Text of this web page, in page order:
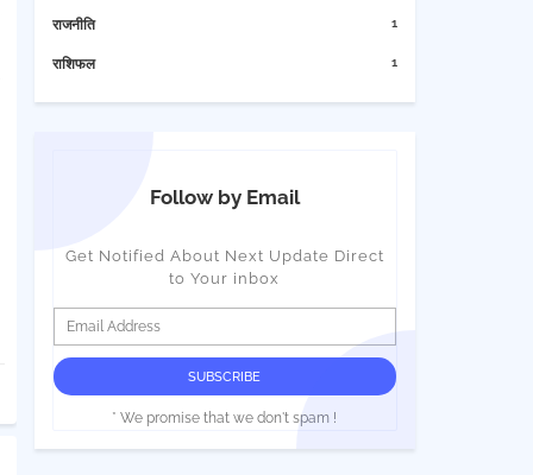
राजनीति 1
राशिफल 1
Follow by Email
Get Notified About Next Update Direct
to Your inbox
* We promise that we don't spam !